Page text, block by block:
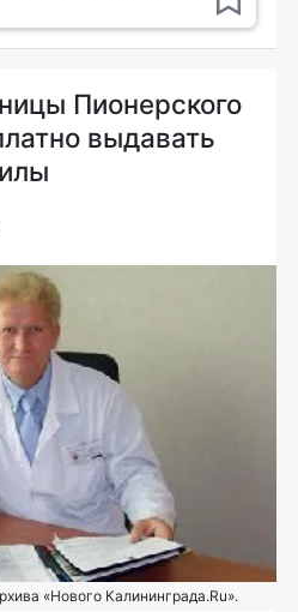
Пионерского
выдавать
«Нового Калининграда.Ru».